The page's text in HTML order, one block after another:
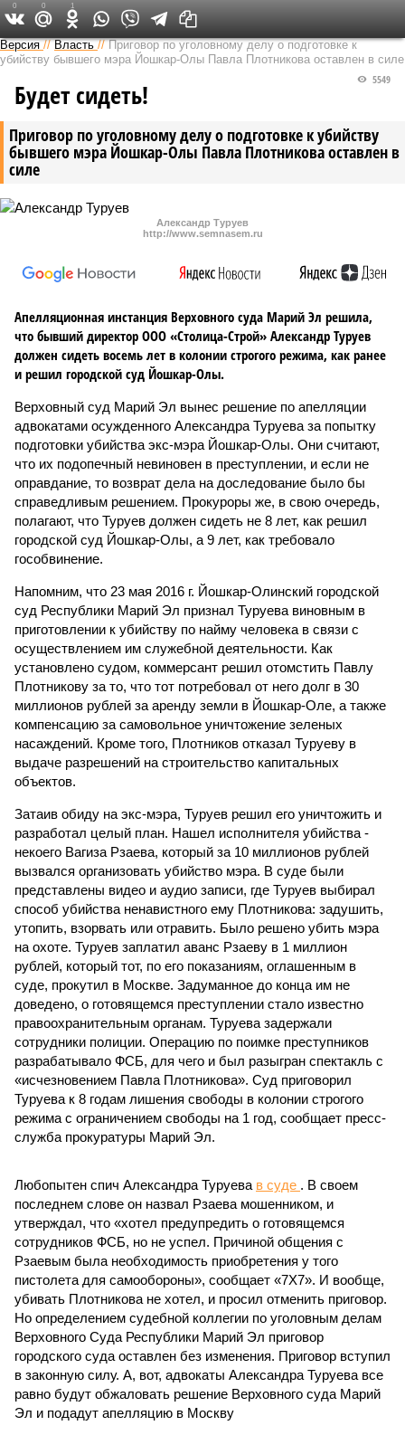
Версия в Чувашии
Версия //Власть //Приговор по уголовному делу о подготовке к
убийству бывшего мэра Йошкар-Олы Павла Плотникова оставлен в силе
Приговор по уголовному делу о подготовке к убийству
бывшего мэра Йошкар-Олы Павла Плотникова оставлен в
силе
5549
Будет сидеть!
Александр Туруев
http://www.semnasem.ru
Апелляционная инстанция Верховного суда Марий Эл решила,
что бывший директор ООО «Столица-Строй» Александр Туруев
должен сидеть восемь лет в колонии строгого режима, как ранее
и решил городской суд Йошкар-Олы.
Верховный суд Марий Эл вынес решение по апелляции
адвокатами осужденного Александра Туруева за попытку
подготовки убийства экс-мэра Йошкар-Олы. Они считают,
что их подопечный невиновен в преступлении, и если не
оправдание, то возврат дела на доследование было бы
справедливым решением. Прокуроры же, в свою очередь,
полагают, что Туруев должен сидеть не 8 лет, как решил
городской суд Йошкар-Олы, а 9 лет, как требовало
гособвинение.
Напомним, что 23 мая 2016 г. Йошкар-Олинский городской
суд Республики Марий Эл признал Туруева виновным в
приготовлении к убийству по найму человека в связи с
осуществлением им служебной деятельности. Как
установлено судом, коммерсант решил отомстить Павлу
Плотникову за то, что тот потребовал от него долг в 30
миллионов рублей за аренду земли в Йошкар-Оле, а также
компенсацию за самовольное уничтожение зеленых
насаждений. Кроме того, Плотников отказал Туруеву в
выдаче разрешений на строительство капитальных
объектов.
Затаив обиду на экс-мэра, Туруев решил его уничтожить и
разработал целый план. Нашел исполнителя убийства -
некоего Вагиза Рзаева, который за 10 миллионов рублей
вызвался организовать убийство мэра. В суде были
представлены видео и аудио записи, где Туруев выбирал
способ убийства ненавистного ему Плотникова: задушить,
утопить, взорвать или отравить. Было решено убить мэра
на охоте. Туруев заплатил аванс Рзаеву в 1 миллион
рублей, который тот, по его показаниям, оглашенным в
суде, прокутил в Москве. Задуманное до конца им не
доведено, о готовящемся преступлении стало известно
правоохранительным органам. Туруева задержали
сотрудники полиции. Операцию по поимке преступников
разрабатывало ФСБ, для чего и был разыгран спектакль с
«исчезновением Павла Плотникова». Суд приговорил
Туруева к 8 годам лишения свободы в колонии строгого
режима с ограничением свободы на 1 год, сообщает пресс-
служба прокуратуры Марий Эл.
Любопытен спич Александра Туруева в суде . В своем
последнем слове он назвал Рзаева мошенником, и
утверждал, что «хотел предупредить о готовящемся
сотрудников ФСБ, но не успел. Причиной общения с
Рзаевым была необходимость приобретения у того
пистолета для самообороны», сообщает «7Х7». И вообще,
убивать Плотникова не хотел, и просил отменить приговор.
Но определением судебной коллегии по уголовным делам
Верховного Суда Республики Марий Эл приговор
городского суда оставлен без изменения. Приговор вступил
в законную силу. А, вот, адвокаты Александра Туруева все
равно будут обжаловать решение Верховного суда Марий
Эл и подадут апелляцию в Москву
0 0 1